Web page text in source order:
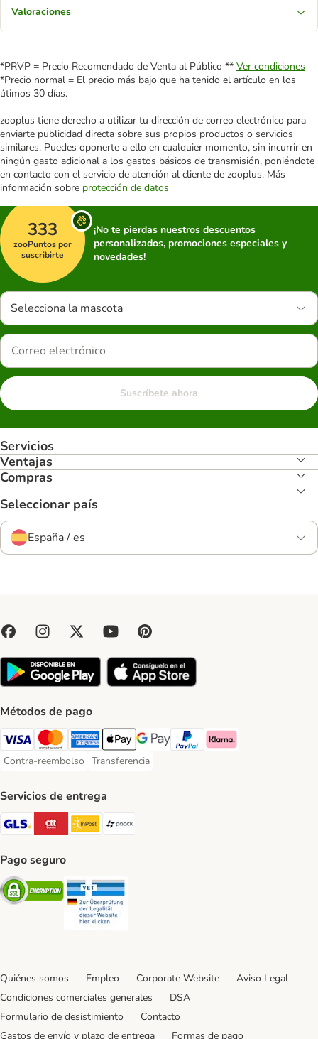
Valoraciones
*PRVP = Precio Recomendado de Venta al Público ** Ver condiciones
*Precio normal = El precio más bajo que ha tenido el artículo en los
útimos 30 días.
zooplus tiene derecho a utilizar tu dirección de correo electrónico para
enviarte publicidad directa sobre sus propios productos o servicios
similares. Puedes oponerte a ello en cualquier momento, sin incurrir en
ningún gasto adicional a los gastos básicos de transmisión, poniéndote
en contacto con el servicio de atención al cliente de zooplus. Más
información sobre protección de datos
333
zooPuntos por
suscribirte
¡No te pierdas nuestros descuentos
personalizados, promociones especiales y
novedades!
Selecciona la mascota
Suscríbete ahora
Servicios
Ventajas
Compras
Seleccionar país
España / es
Métodos de pago
Visa Payment Method
Mastercard Payment Method
American Express Payment Method
Apple Pay Payment Method
Google Pay Payment Method
PayPal Payment Method
Klarna Payment Method
Contra-reembolso
Contra-reembolso Payment Method
Transferencia
Transferencia Payment Method
Servicios de entrega
GLS Shipping Method
CTTExpress Shipping Method
InPost Shipping Method
paack Shipping Method
Pago seguro
Security
Quiénes somos Empleo Corporate Website
Aviso Legal
Condiciones comerciales generales
DSA
Formulario de desistimiento
Contacto
Gastos de envío y plazo de entrega
Formas de pago